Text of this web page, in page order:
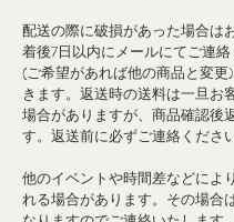
配送の際に破損があった場合は
着後7日以内にメールにてご連
(ご希望があれば他の商品と変更
きます。返送時の送料は一旦お
場合がありますが、商品確認後
す。返送前に必ずご連絡ください
他のイベントや時間差などによ
れる場合があります。その場合